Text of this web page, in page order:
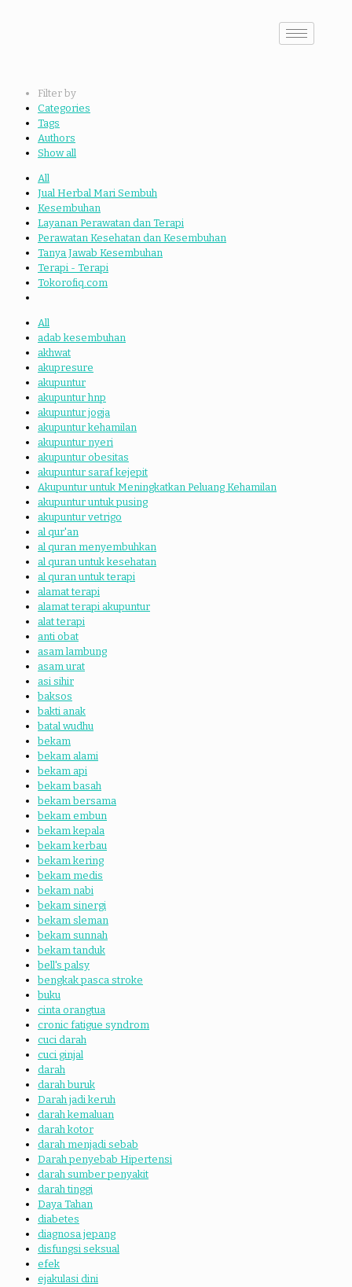
Filter by
Categories
Tags
Authors
Show all
All
Jual Herbal Mari Sembuh
Kesembuhan
Layanan Perawatan dan Terapi
Perawatan Kesehatan dan Kesembuhan
Tanya Jawab Kesembuhan
Terapi - Terapi
Tokorofiq.com
All
adab kesembuhan
akhwat
akupresure
akupuntur
akupuntur hnp
akupuntur jogja
akupuntur kehamilan
akupuntur nyeri
akupuntur obesitas
akupuntur saraf kejepit
Akupuntur untuk Meningkatkan Peluang Kehamilan
akupuntur untuk pusing
akupuntur vetrigo
al qur'an
al quran menyembuhkan
al quran untuk kesehatan
al quran untuk terapi
alamat terapi
alamat terapi akupuntur
alat terapi
anti obat
asam lambung
asam urat
asi sihir
baksos
bakti anak
batal wudhu
bekam
bekam alami
bekam api
bekam basah
bekam bersama
bekam embun
bekam kepala
bekam kerbau
bekam kering
bekam medis
bekam nabi
bekam sinergi
bekam sleman
bekam sunnah
bekam tanduk
bell's palsy
bengkak pasca stroke
buku
cinta orangtua
cronic fatigue syndrom
cuci darah
cuci ginjal
darah
darah buruk
Darah jadi keruh
darah kemaluan
darah kotor
darah menjadi sebab
Darah penyebab Hipertensi
darah sumber penyakit
darah tinggi
Daya Tahan
diabetes
diagnosa jepang
disfungsi seksual
efek
ejakulasi dini